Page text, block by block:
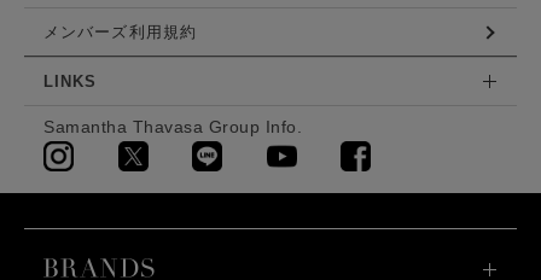
メンバーズ利用規約
LINKS
Samantha Thavasa Group Info.